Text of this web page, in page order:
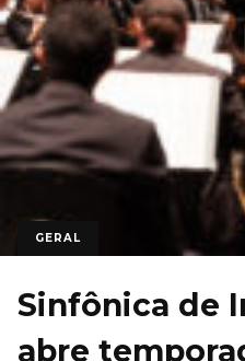
GERAL
Sinfônica de
abre